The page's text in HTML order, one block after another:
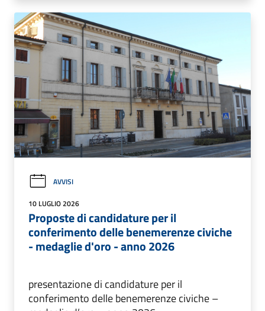
AVVISI
10 LUGLIO 2026
Proposte di candidature per il
conferimento delle benemerenze civiche
- medaglie d'oro - anno 2026
presentazione di candidature per il
conferimento delle benemerenze civiche –